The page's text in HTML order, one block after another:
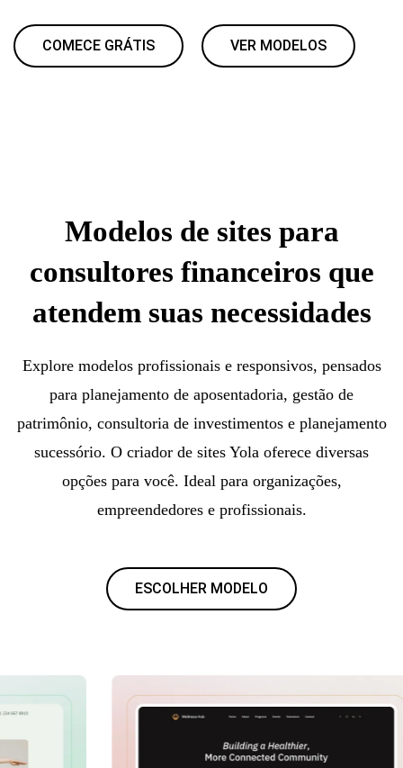
COMECE GRÁTIS VER MODELOS
Modelos de sites para
consultores financeiros que
atendem suas necessidades
Explore modelos profissionais e responsivos, pensados
para planejamento de aposentadoria, gestão de
patrimônio, consultoria de investimentos e planejamento
sucessório. O criador de sites Yola oferece diversas
opções para você. Ideal para organizações,
empreendedores e profissionais.
ESCOLHER MODELO